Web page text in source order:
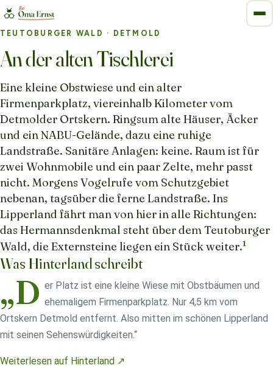
TEUTOBURGER WALD · DETMOLD
An der alten Tischlerei
Eine kleine Obstwiese und ein alter
Firmenparkplatz, viereinhalb Kilometer vom
Detmolder Ortskern. Ringsum alte Häuser, Äcker
und ein NABU-Gelände, dazu eine ruhige
Landstraße. Sanitäre Anlagen: keine. Raum ist für
zwei Wohnmobile und ein paar Zelte, mehr passt
nicht. Morgens Vogelrufe vom Schutzgebiet
nebenan, tagsüber die ferne Landstraße. Ins
Lipperland fährt man von hier in alle Richtungen:
das Hermannsdenkmal steht über dem Teutoburger
Wald, die Externsteine liegen ein Stück weiter.1
Was Hinterland schreibt
„D er Platz ist eine kleine Wiese mit Obstbäumen und
ehemaligem Firmenparkplatz. Nur 4,5 km vom
Ortskern Detmold entfernt. Also mitten im schönen Lipperland
mit seinen Sehenswürdigkeiten.“
Weiterlesen auf Hinterland ↗